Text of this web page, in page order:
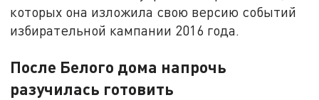
которых она изложила свою версию событий
избирательной кампании 2016 года.
После Белого дома напрочь
разучилась готовить